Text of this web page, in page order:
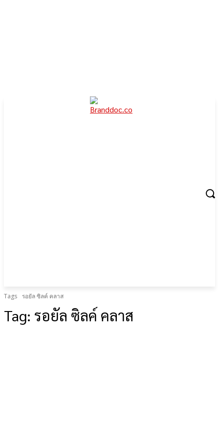
Tags รอยัล ซิลค์ คลาส
Tag: รอยัล ซิลค์ คลาส